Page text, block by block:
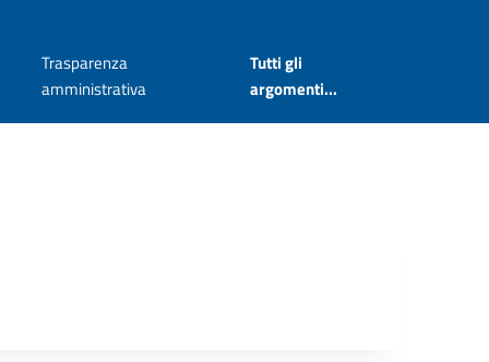
Trasparenza
amministrativa
Tutti gli
argomenti...